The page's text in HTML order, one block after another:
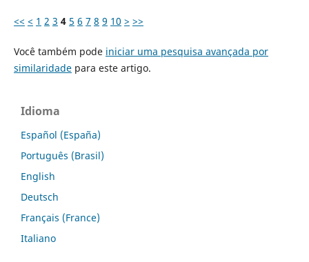
<< < 1 2 3 4 5 6 7 8 9 10 > >>
Você também pode iniciar uma pesquisa avançada por
similaridadepara este artigo.
Idioma
Español (España)
Português (Brasil)
English
Deutsch
Français (France)
Italiano